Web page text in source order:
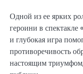
Одной из ее ярких
героини в
и глубокая игра
противоречивость
настоящим